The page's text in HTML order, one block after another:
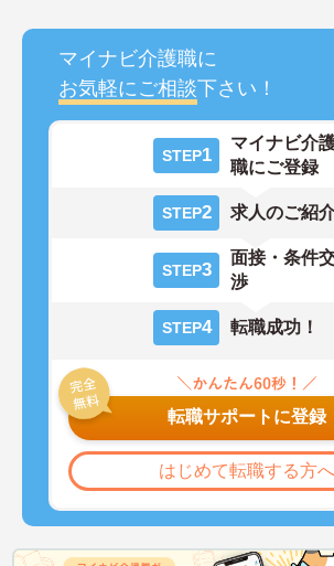
マイナビ介護職に
お気軽にご相談下さい！
STEP1
マイナビ介
職にご登録
STEP2 求人のご紹
STEP3
面接・条件
渉
STEP4 転職成功！
転職サポートに登録
はじめて転職する方へ